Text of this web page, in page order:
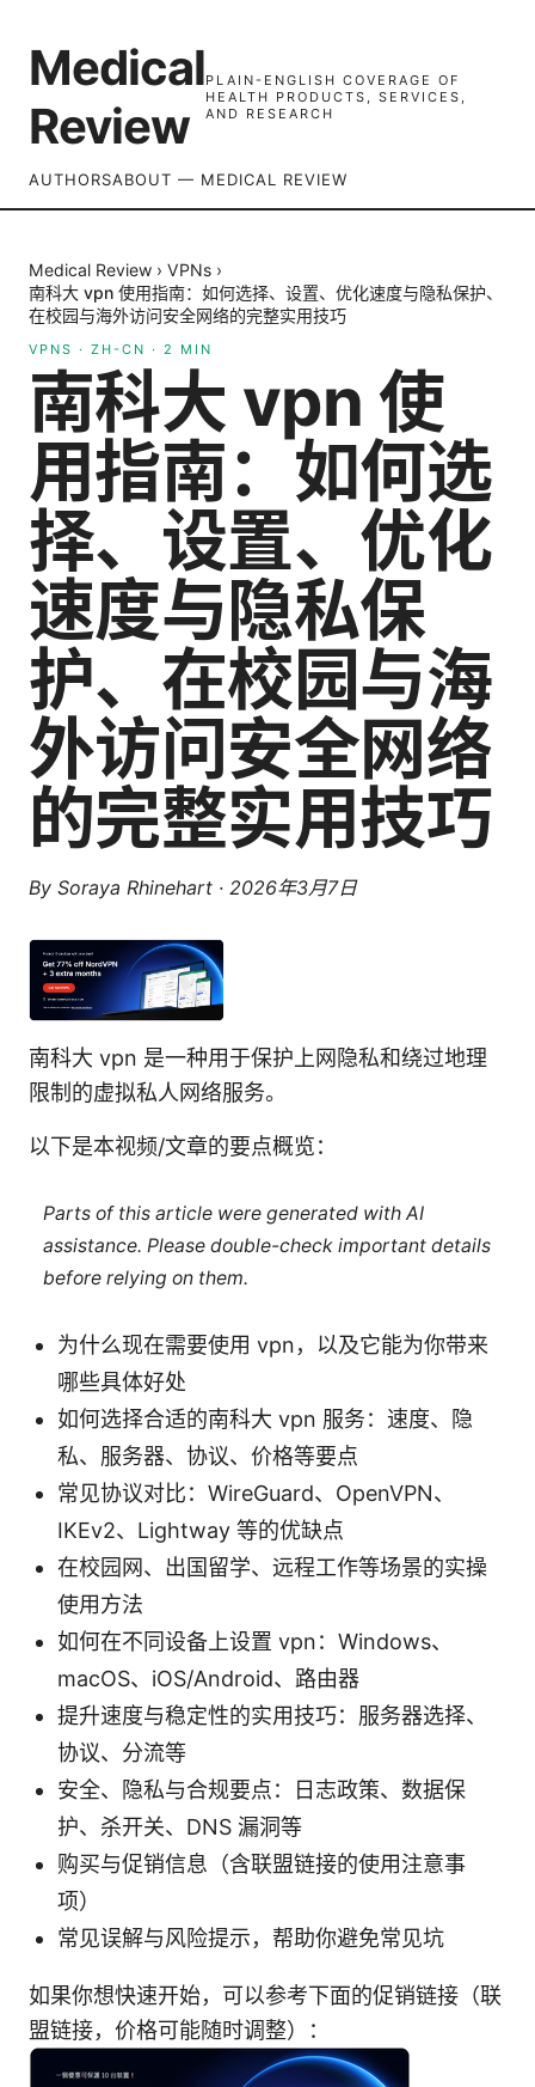
Medical
Review
PLAIN-ENGLISH COVERAGE OF
HEALTH PRODUCTS, SERVICES,
AND RESEARCH
AUTHORSABOUT — MEDICAL REVIEW
Medical Review › VPNs ›
南科大 vpn 使用指南：如何选择、设置、优化速度与隐私保护、
在校园与海外访问安全网络的完整实用技巧
VPNS · ZH-CN · 2 MIN
南科大 vpn 使
用指南：如何选
择、设置、优化
速度与隐私保
护、在校园与海
外访问安全网络
的完整实用技巧
By Soraya Rhinehart · 2026年3月7日
南科大 vpn 是一种用于保护上网隐私和绕过地理
限制的虚拟私人网络服务。
以下是本视频/文章的要点概览：
Parts of this article were generated with AI
assistance. Please double-check important details
before relying on them.
为什么现在需要使用 vpn，以及它能为你带来
哪些具体好处
如何选择合适的南科大 vpn 服务：速度、隐
私、服务器、协议、价格等要点
常见协议对比：WireGuard、OpenVPN、
IKEv2、Lightway 等的优缺点
在校园网、出国留学、远程工作等场景的实操
使用方法
如何在不同设备上设置 vpn：Windows、
macOS、iOS/Android、路由器
提升速度与稳定性的实用技巧：服务器选择、
协议、分流等
安全、隐私与合规要点：日志政策、数据保
护、杀开关、DNS 漏洞等
购买与促销信息（含联盟链接的使用注意事
项）
常见误解与风险提示，帮助你避免常见坑
如果你想快速开始，可以参考下面的促销链接（联
盟链接，价格可能随时调整）：